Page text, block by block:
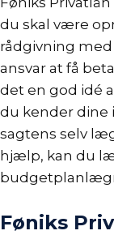
du skal være
rådgivning med
ansvar at få
det en god idé
du kender dine
sagtens selv
hjælp, kan du
Føniks